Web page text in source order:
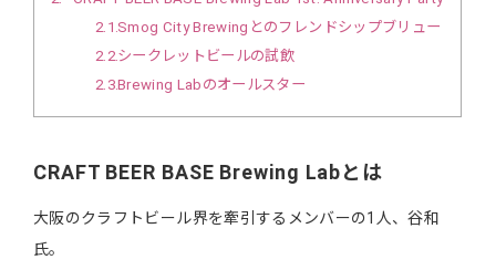
2.1 Smog City Brewingとのフレンドシップブリュー
2.2シークレットビールの試飲
2.3Brewing Labのオールスター
CRAFT BEER BASE Brewing Labとは
大阪のクラフトビール界を牽引するメンバーの1人、谷和
氏。